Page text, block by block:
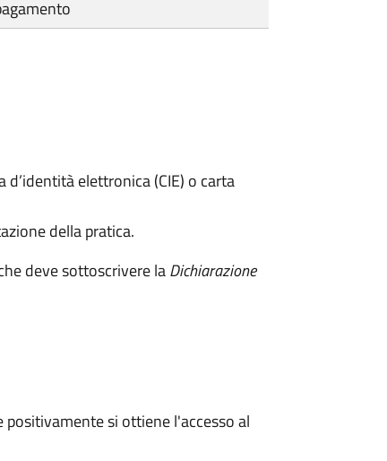
elettronica (CIE) o carta
della pratica.
deve sottoscrivere laDichiarazione
si ottiene l'accesso al